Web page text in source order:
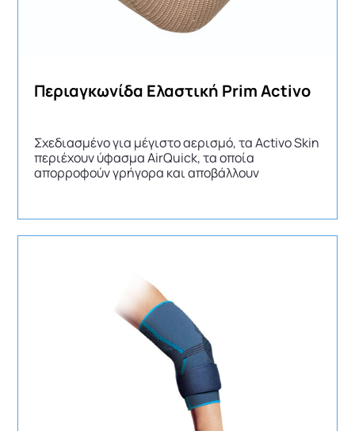
Περιαγκωνίδα Ελαστική Prim Activo
Σχεδιασμένο για μέγιστo αερισμό, τα Activo Skin
περιέχουν ύφασμα AirQuick, τα οποία
απορροφούν γρήγορα και αποβάλλουν